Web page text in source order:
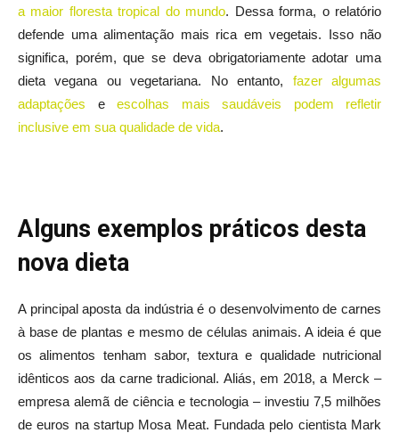
a maior floresta tropical do mundo. Dessa forma, o relatório
defende uma alimentação mais rica em vegetais. Isso não
significa, porém, que se deva obrigatoriamente adotar uma
dieta vegana ou vegetariana. No entanto, fazer algumas
adaptações e escolhas mais saudáveis podem refletir
inclusive em sua qualidade de vida.
Alguns exemplos práticos desta
nova dieta
A principal aposta da indústria é o desenvolvimento de carnes
à base de plantas e mesmo de células animais. A ideia é que
os alimentos tenham sabor, textura e qualidade nutricional
idênticos aos da carne tradicional. Aliás, em 2018, a Merck –
empresa alemã de ciência e tecnologia – investiu 7,5 milhões
de euros na startup Mosa Meat. Fundada pelo cientista Mark